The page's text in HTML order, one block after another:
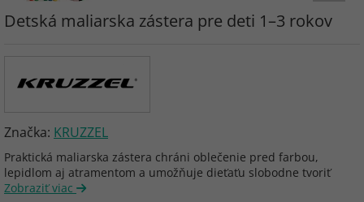
Detská maliarska zástera pre deti 1–3 rokov
Značka: KRUZZEL
Praktická maliarska zástera chráni oblečenie pred farbou,
lepidlom aj atramentom a umožňuje dieťaťu slobodne tvoriť
Zobraziť viac